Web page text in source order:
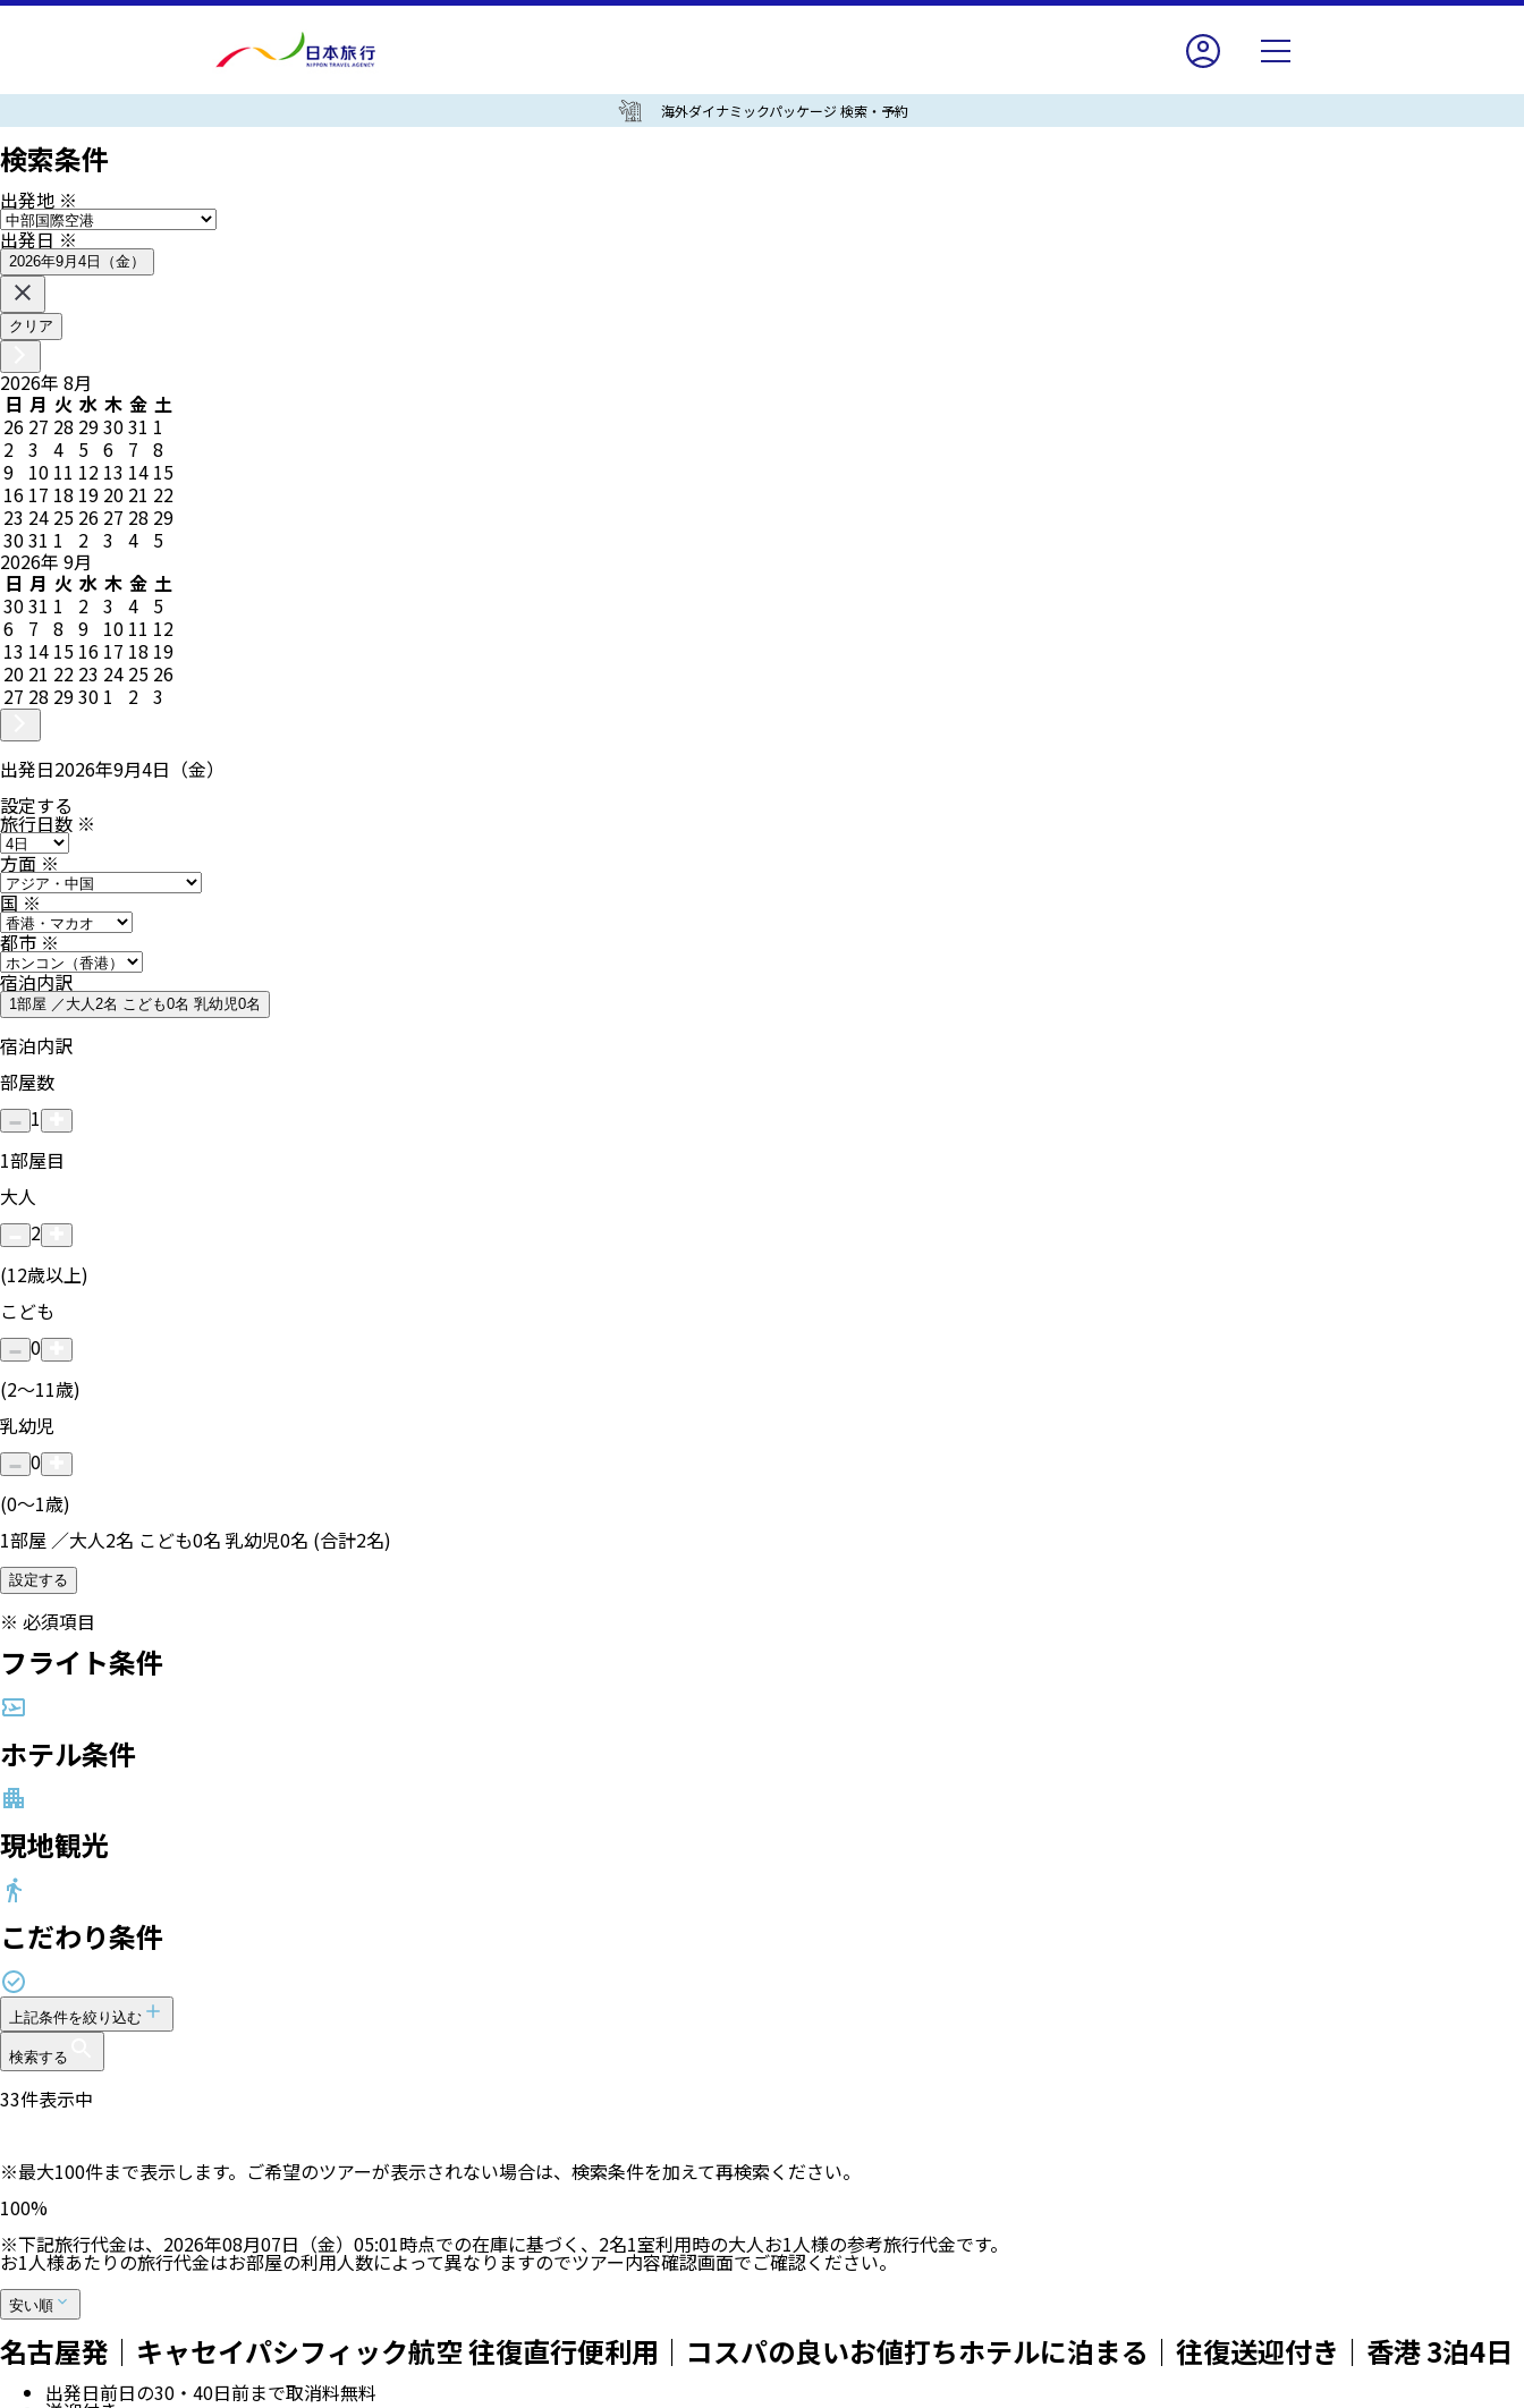
海外ダイナミックパッケージ 検索・予約
検索条件
出発地 ※
出発日※
2026年9月4日（金）
クリア
2026年 8月
日 月 火 水 木 金 土
26 27 28 293031 1
2 3 4 5 6 7 8
9 10 11 12 13 14 15
16 17 18 19 20 21 22
23 24 25 26 27 28 29
3031 1 2 3 4 5
2026年 9月
日 月 火 水 木 金 土
3031 1 2 3 4 5
6 7 8 9 10 11 12
13 14 15 16 17 18 19
20 21 22 23 24 25 26
27 28 2930 1 2 3
出発日2026年9月4日（金）
設定する
旅行日数 ※
方面※
国※
都市※
宿泊内訳
1部屋 ／大人2名 こども0名 乳幼児0名
宿泊内訳
部屋数
1
1部屋目
大人
2
(12歳以上)
こども
0
(2〜11歳)
乳幼児
0
(0〜1歳)
1部屋 ／大人2名 こども0名 乳幼児0名 (合計2名)
設定する
※ 必須項目
フライト条件
ホテル条件
現地観光
こだわり条件
上記条件を絞り込む
検索する
33件表示中
※最大100件まで表示します。ご希望のツアーが表示されない場合は、検索条件を加えて再検索ください。
100%
※下記旅行代金は、 2026年08月07日（金）05:01時点での在庫に基づく、 2名1室利用時の大人お1人様の参考旅行代金です。
お1人様あたりの旅行代金はお部屋の利用人数によって異なりますのでツアー内容確認画面でご確認ください。
安い順
名古屋発｜キャセイパシフィック航空 往復直行便利用｜コスパの良いお値打ちホテルに泊まる｜往復送迎付き｜香港 3泊4日
出発日前日の30・40日前まで取消料無料